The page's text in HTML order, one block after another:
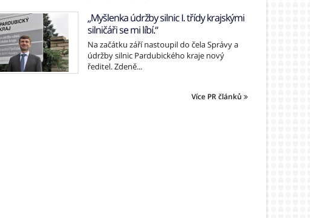
„Myšlenka údržby silnic I. třídy krajskými
silničáři se mi líbí.“
Na začátku září nastoupil do čela Správy a
údržby silnic Pardubického kraje nový
ředitel. Zdeně...
Více PR článků